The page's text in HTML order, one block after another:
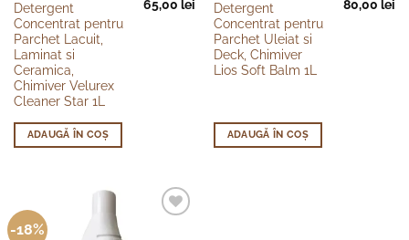
Detergent
Concentrat pentru
Parchet Lacuit,
Laminat si
Ceramica,
Chimiver Velurex
Cleaner Star 1L
Prețul
inițial
65,00lei Prețul
curent
este:
65,00 lei.
ADAUGĂ ÎN COȘ
Detergent
Concentrat pentru
Parchet Uleiat si
Deck, Chimiver
Lios Soft Balm 1L
Prețul
inițial
80,00lei
ADAUGĂ ÎN COȘ
-18%